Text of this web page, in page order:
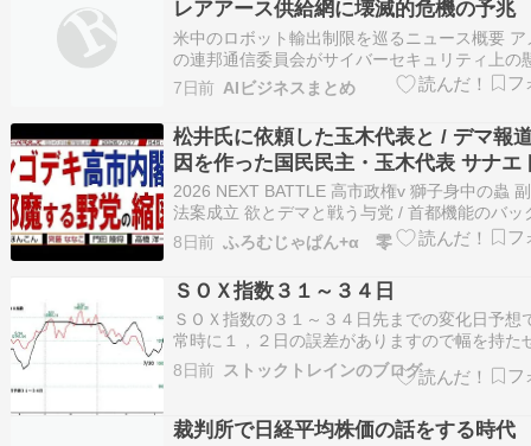
レアアース供給網に壊滅的危機の予兆
米中のロボット輸出制限を巡るニュース概要 ア
の連邦通信委員会がサイバーセキュリティ上の
理由に、ヒューマノイドを含む高度なロボット
輸入を制限するリストを発表しました。 この
け、中国の商務省は米中間の経済的および貿易
定を著しく損なうものであると強く非難…
7日前 AIビジネスまとめ
松井氏に依頼した玉木代表と / デマ報
因を作った国民民主・玉木代表 サナエ
クンで失笑を買った後藤議員【マンデ
ターズ】
2026 NEXT BATTLE 高市政権v 獅子身中の蟲
法案成立 欲とデマと戦う与党 / 首都機能のバッ
プなのだから複数あってよい 基準さえ満たして
ば…【マンデーバスターズ】545 Vol.1 /シゴデ
内閣と 邪魔する野党の縮図 / 海泥レアアース
8日前 ふろむじゃぱん+α 零
ＳＯＸ指数３１～３４日
ＳＯＸ指数の３１～３４日先までの変化日予想
常時に１，２日の誤差がありますので幅を持た
た。ある程度、トレンドも合っていますが、た
になっています。仮に超目先続落の場合、７月
は短命かもしれません。変化日予想を上下反…
8日前 ストックトレインのブログ
裁判所で日経平均株価の話をする時代